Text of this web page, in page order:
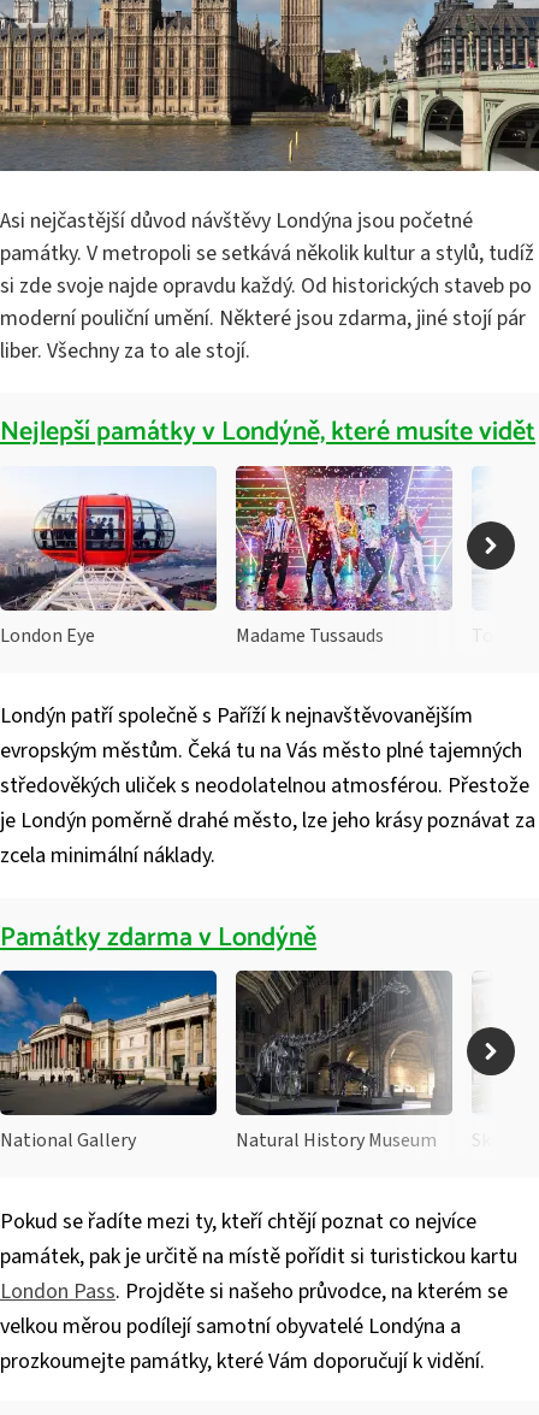
Asi nejčastější důvod návštěvy Londýna jsou početné
památky. V metropoli se setkává několik kultur a stylů, tudíž
si zde svoje najde opravdu každý. Od historických staveb po
moderní pouliční umění. Některé jsou zdarma, jiné stojí pár
liber. Všechny za to ale stojí.
Nejlepší památky v Londýně, které musíte vidět
London Eye Madame Tussauds Tower
Londýn patří společně s Paříží k nejnavštěvo­vanějším
evropským městům. Čeká tu na Vás město plné tajemných
středověkých uliček s neodolatelnou atmosférou. Přestože
je Londýn poměrně drahé město, lze jeho krásy poznávat za
zcela minimální náklady.
Památky zdarma v Londýně
National Gallery Natural History Museum Sky
Pokud se řadíte mezi ty, kteří chtějí poznat co nejvíce
památek, pak je určitě na místě pořídit si turistickou kartu
London Pass. Projděte si našeho průvodce, na kterém se
velkou měrou podílejí samotní obyvatelé Londýna a
prozkoumejte památky, které Vám doporučují k vidění.